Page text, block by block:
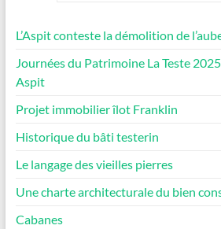
L’Aspit conteste la démolition de
Journées du Patrimoine La Teste
Aspit
Projet immobilier îlot Franklin
Historique du bâti testerin
Le langage des vieilles pierres
Une charte architecturale du bien
Cabanes